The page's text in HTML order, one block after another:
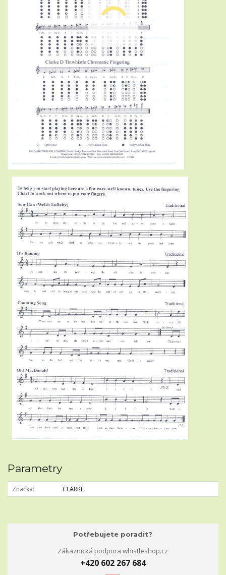
Parametry
Značka CLARKE
Potřebujete poradit?
Zákaznická podpora whistleshop.cz
+420 602 267 684